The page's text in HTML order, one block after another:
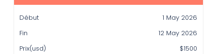
Disponibilité
1 May 2026
12 May 2026
$1500